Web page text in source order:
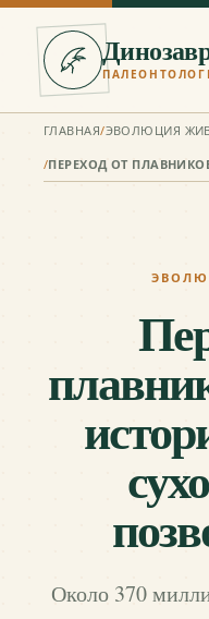
ГЛАВНАЯ/ЭВОЛЮЦИЯ
/
Около 370